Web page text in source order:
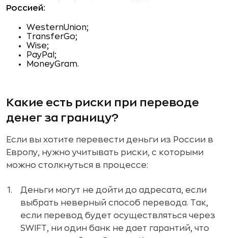
Россией:
WesternUnion;
TransferGo;
Wise;
PayPal;
MoneyGram.
Какие есть риски при переводе
денег за границу?
Если вы хотите перевести деньги из России в
Европу, нужно учитывать риски, с которыми
можно столкнуться в процессе:
Деньги могут не дойти до адресата, если
выбрать неверный способ перевода. Так,
если перевод будет осуществляться через
SWIFT, ни один банк не дает гарантий, что